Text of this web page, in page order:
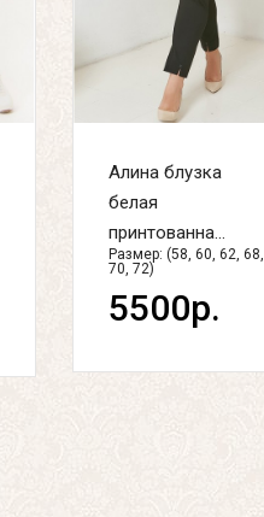
Алина блузка
белая
принтованна...
Размер: (58, 60, 62, 68,
70, 72)
5500р.